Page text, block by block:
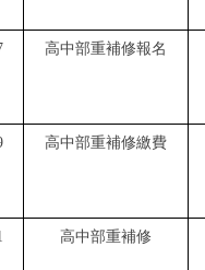
高中部重補修報名
高中部重補修繳費
高中部重補修